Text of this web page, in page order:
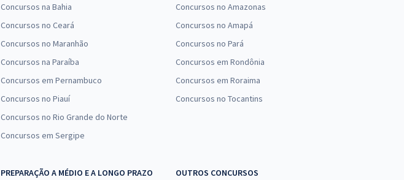
Concursos na Bahia
Concursos no Ceará
Concursos no Maranhão
Concursos na Paraíba
Concursos em Pernambuco
Concursos no Piauí
Concursos no Rio Grande do Norte
Concursos em Sergipe
Concursos no Amazonas
Concursos no Amapá
Concursos no Pará
Concursos em Rondônia
Concursos em Roraima
Concursos no Tocantins
PREPARAÇÃO A MÉDIO E A LONGO PRAZO
OUTROS CONCURSOS